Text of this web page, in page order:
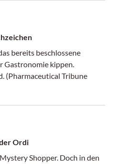
bereits beschlossene
Gastronomie kippen.
Ordi
Shopper. Doch in den